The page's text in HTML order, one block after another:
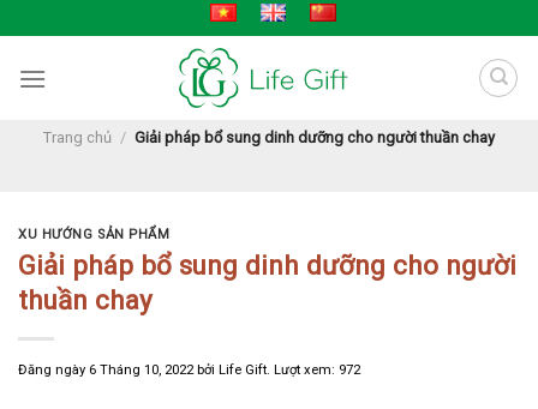
content
Trang chủ / Giải pháp bổ sung dinh dưỡng cho người thuần chay
XU HƯỚNG SẢN PHẨM
Giải pháp bổ sung dinh dưỡng cho người
thuần chay
Đăng ngày 6 Tháng 10, 2022 bởi Life Gift . Lượt xem: 972